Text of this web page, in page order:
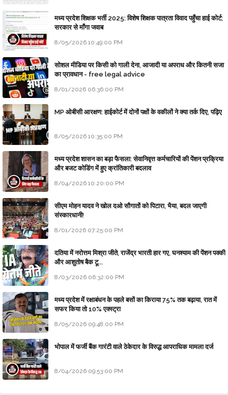
मध्य प्रदेश शिक्षक भर्ती 2025: विशेष शिक्षक पात्रता विवाद पहुँचा हाई कोर्ट;
सरकार से माँगा जवाब
8/05/2026 10:49:00 PM
सोशल मीडिया पर किसी को गाली देना, आजादी या अपराध और कितनी सजा
का प्रावधान - free legal advice
8/01/2026 06:36:00 PM
MP ओबीसी आरक्षण: हाईकोर्ट में दोनों पक्षों के वकीलों ने क्या तर्क दिए, पढ़िए
8/05/2026 10:35:00 PM
मध्य प्रदेश शासन का बड़ा फैसला: सेवानिवृत्त कर्मचारियों की पेंशन प्रक्रिया
और बजट कोडिंग में हुए क्रांतिकारी बदलाव
8/04/2026 10:20:00 PM
सीएम मोहन यादव ने खोल दओ सौगातों को पिटारा, भैया, बदल जाएगी
संस्कारधानी!
8/01/2026 07:25:00 PM
दतिया में नरोत्तम मिश्रा जीते, राजेंद्र भारती हार गए, घनश्याम की पेंशन पक्की
और आशुतोष बैक टू...
8/03/2026 06:32:00 PM
मध्य प्रदेश में रक्षाबंधन के पहले बसों का किराया 75% तक बढ़ाया, रात में
सफर किया तो 10% एक्स्ट्रा
8/05/2026 09:48:00 PM
भोपाल में फर्जी बैंक गारंटी वाले ठेकेदार के विरुद्ध आपराधिक मामला दर्ज
8/04/2026 09:53:00 PM